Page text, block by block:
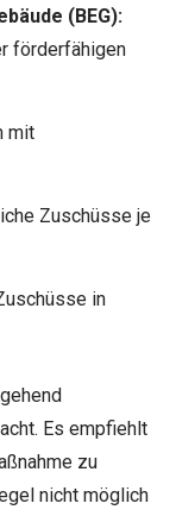
(BEG):
förderfähigen
mit
Zuschüsse je
in
Es empfiehlt
zu
nicht möglich